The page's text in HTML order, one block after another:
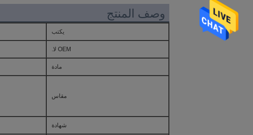
وصف المنتج
يكتب
OEM لا.
مادة
مقاس
شهادة